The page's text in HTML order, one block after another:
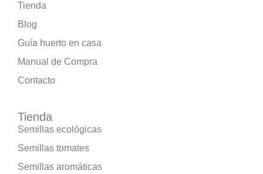
Tienda
Blog
Guía huerto en casa
Manual de Compra
Contacto
Tienda
Semillas ecológicas
Semillas tomates
Semillas aromáticas